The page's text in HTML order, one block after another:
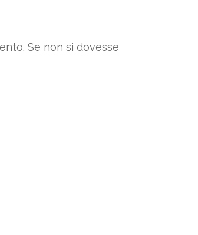
Se non si dovesse